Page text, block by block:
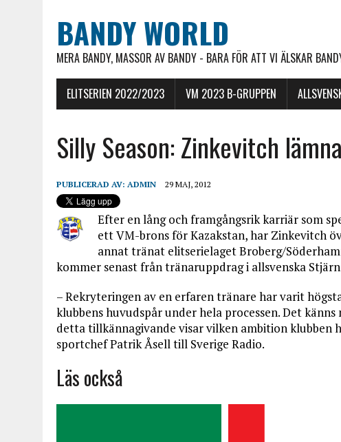
BANDY WORLD
MERA BANDY, MASSOR AV BANDY - BARA FÖR ATT VI ÄLSKAR
ELITSERIEN 2022/2023 VM 2023 B-GRUPPEN
Silly Season: Zinkevitch
PUBLICERAD AV: ADMIN 29 MAJ, 2012
Efter en lång och framgångsrik karriär som
ett VM-brons för Kazakstan, har Zinkevitch
annat tränat elitserielaget Broberg/
kommer senast från tränaruppdrag i allsvenska
– Rekryteringen av en erfaren tränare har varit
klubbens huvudspår under hela processen. Det
detta tillkännagivande visar vilken ambition klubben
sportchef Patrik Åsell till Sverige Radio.
Läs också